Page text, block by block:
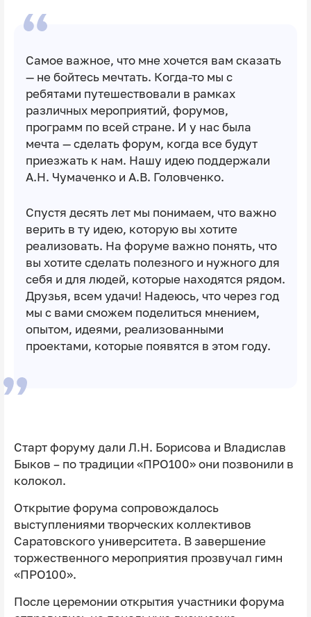
Самое важное, что мне хочется вам сказать
— не бойтесь мечтать. Когда-то мы с
ребятами путешествовали в рамках
различных мероприятий, форумов,
программ по всей стране. И у нас была
мечта — сделать форум, когда все будут
приезжать к нам. Нашу идею поддержали
А.Н. Чумаченко и А.В. Головченко.
Спустя десять лет мы понимаем, что важно
верить в ту идею, которую вы хотите
реализовать. На форуме важно понять, что
вы хотите сделать полезного и нужного для
себя и для людей, которые находятся рядом.
Друзья, всем удачи! Надеюсь, что через год
мы с вами сможем поделиться мнением,
опытом, идеями, реализованными
проектами, которые появятся в этом году.
Старт форуму дали Л.Н. Борисова и Владислав
Быков – по традиции «ПРО100» они позвонили в
колокол.
Открытие форума сопровождалось
выступлениями творческих коллективов
Саратовского университета. В завершение
торжественного мероприятия прозвучал гимн
«ПРО100».
После церемонии открытия участники форума